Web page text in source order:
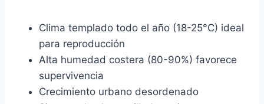
Clima templado todo el año (18-25°C) ideal
para reproducción
Alta humedad costera (80-90%) favorece
supervivencia
Crecimiento urbano desordenado